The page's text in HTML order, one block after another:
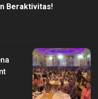
Beraktivitas!